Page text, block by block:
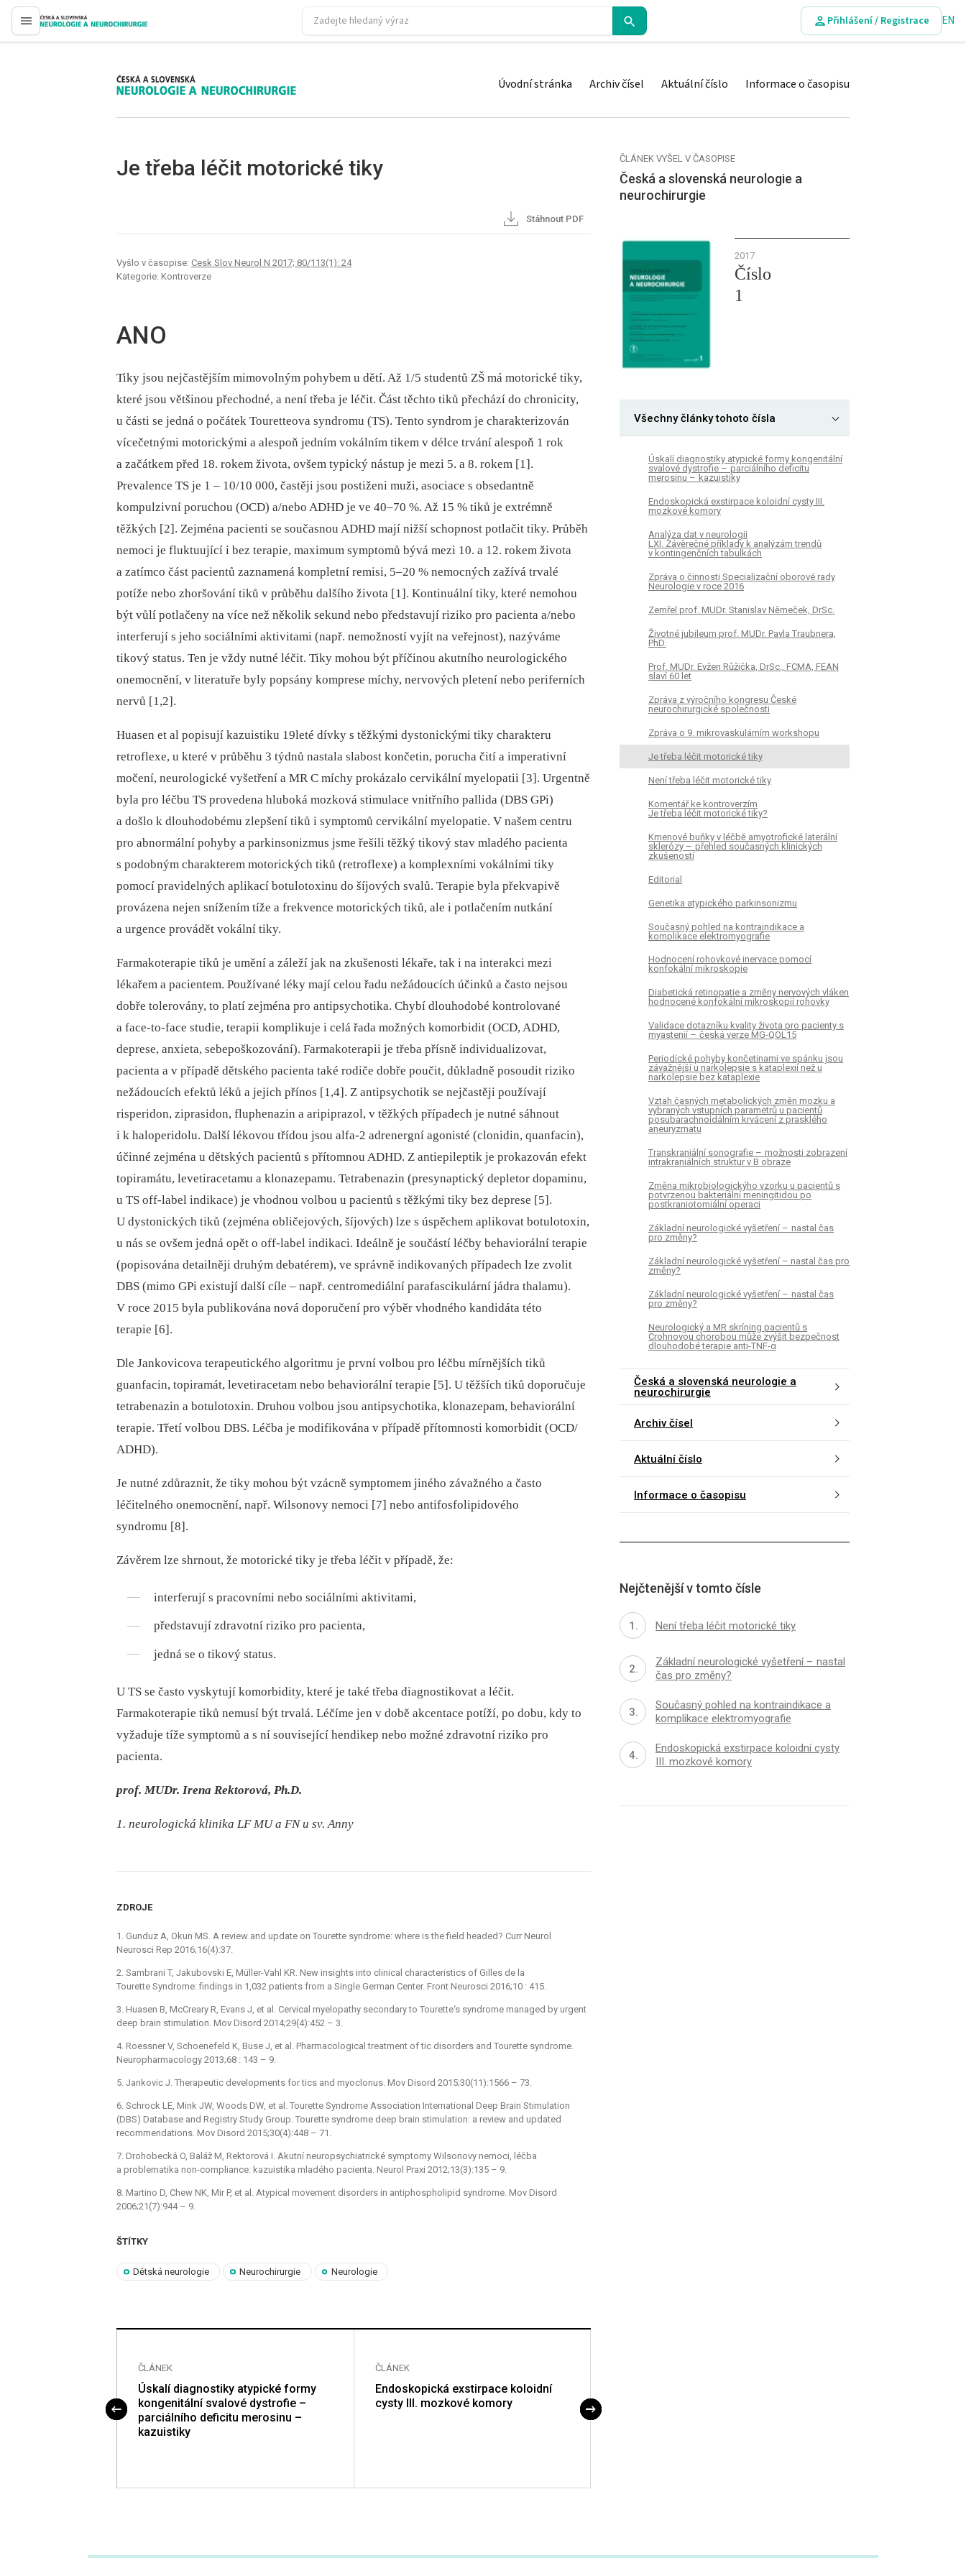
proLékaře.cz
Přihlášení / Registrace EN
proLékaře.cz Úvodní stránka Archiv čísel Aktuální číslo Informace o časopisu
Je třeba léčit motorické tiky
Stáhnout PDF
Vyšlo v časopise: Cesk Slov Neurol N 2017; 80/113(1): 24
Kategorie: Kontroverze
ANO
Tiky jsou nejčastějším mimovolným pohybem u dětí. Až 1/5 studentů ZŠ má motorické tiky,
které jsou většinou přechodné, a není třeba je léčit. Část těchto tiků přechází do chronicity,
u části se jedná o počátek Touretteova syndromu (TS). Tento syndrom je charakterizován
vícečetnými motorickými a alespoň jedním vokálním tikem v délce trvání alespoň 1 rok
a začátkem před 18. rokem života, ovšem typický nástup je mezi 5. a 8. rokem [1].
Prevalence TS je 1 –⁠ 10/10 000, častěji jsou postiženi muži, asociace s obsedantně
kompulzivní poruchou (OCD) a/nebo ADHD je ve 40–70 %. Až 15 % tiků je extrémně
těžkých [2]. Zejména pacienti se současnou ADHD mají nižší schopnost potlačit tiky. Průběh
nemoci je fluktuující i bez terapie, maximum symptomů bývá mezi 10. a 12. rokem života
a zatímco část pacientů zaznamená kompletní remisi, 5–20 % nemocných zažívá trvalé
potíže nebo zhoršování tiků v průběhu dalšího života [1]. Kontinuální tiky, které nemohou
být vůlí potlačeny na více než několik sekund nebo představují riziko pro pacienta a/nebo
interferují s jeho sociálními aktivitami (např. nemožností vyjít na veřejnost), nazýváme
tikový status. Ten je vždy nutné léčit. Tiky mohou být příčinou akutního neurologického
onemocnění, v literatuře byly popsány komprese míchy, nervových pletení nebo periferních
nervů [1,2].
Huasen et al popisují kazuistiku 19leté dívky s těžkými dystonickými tiky charakteru
retroflexe, u které v průběhu 3 týdnů nastala slabost končetin, porucha čití a imperativní
močení, neurologické vyšetření a MR C míchy prokázalo cervikální myelopatii [3]. Urgentně
byla pro léčbu TS provedena hluboká mozková stimulace vnitřního pallida (DBS GPi)
a došlo k dlouhodobému zlepšení tiků i symptomů cervikální myelopatie. V našem centru
pro abnormální pohyby a parkinsonizmus jsme řešili těžký tikový stav mladého pacienta
s podobným charakterem motorických tiků (retroflexe) a komplexními vokálními tiky
pomocí pravidelných aplikací botulotoxinu do šíjových svalů. Terapie byla překvapivě
provázena nejen snížením tíže a frekvence motorických tiků, ale i potlačením nutkání
a urgence provádět vokální tiky.
Farmakoterapie tiků je umění a záleží jak na zkušenosti lékaře, tak i na interakci mezi
lékařem a pacientem. Používané léky mají celou řadu nežádoucích účinků a často nejsou
dobře tolerovány, to platí zejména pro antipsychotika. Chybí dlouhodobé kontrolované
a face-to-face studie, terapii komplikuje i celá řada možných komorbidit (OCD, ADHD,
deprese, anxieta, sebepoškozování). Farmakoterapii je třeba přísně individualizovat,
pacienta a v případě dětského pacienta také rodiče dobře poučit, důkladně posoudit riziko
nežádoucích efektů léků a jejich přínos [1,4]. Z antipsychotik se nejčastěji používají
risperidon, ziprasidon, fluphenazin a aripiprazol, v těžkých případech je nutné sáhnout
i k haloperidolu. Další lékovou třídou jsou alfa-2 adrenergní agonisté (clonidin, quanfacin),
účinné zejména u dětských pacientů s přítomnou ADHD. Z antiepileptik je prokazován efekt
topiramátu, levetiracetamu a klonazepamu. Tetrabenazin (presynaptický depletor dopaminu,
u TS off-label indikace) je vhodnou volbou u pacientů s těžkými tiky bez deprese [5].
U dystonických tiků (zejména obličejových, šíjových) lze s úspěchem aplikovat botulotoxin,
u nás se ovšem jedná opět o off-label indikaci. Ideálně je součástí léčby behaviorální terapie
(popisována detailněji druhým debatérem), ve správně indikovaných případech lze zvolit
DBS (mimo GPi existují další cíle –⁠ např. centromediální parafascikulární jádra thalamu).
V roce 2015 byla publikována nová doporučení pro výběr vhodného kandidáta této
terapie [6].
Dle Jankovicova terapeutického algoritmu je první volbou pro léčbu mírnějších tiků
guanfacin, topiramát, levetiracetam nebo behaviorální terapie [5]. U těžších tiků doporučuje
tetrabenazin a botulotoxin. Druhou volbou jsou antipsychotika, klonazepam, behaviorální
terapie. Třetí volbou DBS. Léčba je modifikována v případě přítomnosti komorbidit (OCD/
ADHD).
Je nutné zdůraznit, že tiky mohou být vzácně symptomem jiného závažného a často
léčitelného onemocnění, např. Wilsonovy nemoci [7] nebo antifosfolipidového
syndromu [8].
Závěrem lze shrnout, že motorické tiky je třeba léčit v případě, že:
interferují s pracovními nebo sociálními aktivitami,
představují zdravotní riziko pro pacienta,
jedná se o tikový status.
U TS se často vyskytují komorbidity, které je také třeba diagnostikovat a léčit.
Farmakoterapie tiků nemusí být trvalá. Léčíme jen v době akcentace potíží, po dobu, kdy to
vyžaduje tíže symptomů a s ní související hendikep nebo možné zdravotní riziko pro
pacienta.
prof. MUDr. Irena Rektorová, Ph.D.
1. neurologická klinika LF MU a FN u sv. Anny
ZDROJE
1. Gunduz A, Okun MS. A review and update on Tourette syndrome: where is the field headed? Curr Neurol
Neurosci Rep 2016;16(4):37.
2. Sambrani T, Jakubovski E, Müller-Vahl KR. New insights into clinical characteristics of Gilles de la
Tourette Syndrome: findings in 1,032 patients from a Single German Center. Front Neurosci 2016;10 : 415.
3. Huasen B, McCreary R, Evans J, et al. Cervical myelopathy secondary to Tourette‘s syndrome managed by urgent
deep brain stimulation. Mov Disord 2014;29(4):452 –⁠ 3.
4. Roessner V, Schoenefeld K, Buse J, et al. Pharmacological treatment of tic disorders and Tourette syndrome.
Neuropharmacology 2013;68 : 143 –⁠ 9.
5. Jankovic J. Therapeutic developments for tics and myoclonus. Mov Disord 2015;30(11):1566 –⁠ 73.
6. Schrock LE, Mink JW, Woods DW, et al. Tourette Syndrome Association International Deep Brain Stimulation
(DBS) Database and Registry Study Group. Tourette syndrome deep brain stimulation: a review and updated
recommendations. Mov Disord 2015;30(4):448 –⁠ 71.
7. Drohobecká O, Baláž M, Rektorová I. Akutní neuropsychiatrické symp­tomy Wilsonovy nemoci, léčba
a problematika non-compliance: kazuistika mladého pa­cienta. Neurol Praxi 2012;13(3):135 –⁠ 9.
8. Martino D, Chew NK, Mir P, et al. Atypical movement disorders in antiphospholipid syndrome. Mov Disord
2006;21(7):944 –⁠ 9.
ŠTÍTKY
Dětská neurologie Neurochirurgie Neurologie
ČLÁNEK
Úskalí diagnostiky atypické formy
kongenitální svalové dystrofie –
parciálního deficitu merosinu –
kazuistiky
ČLÁNEK
Endoskopická exstirpace koloidní
cysty III. mozkové komory
ČLÁNEK VYŠEL V ČASOPISE
Česká a slovenská neurologie a
neurochirurgie
2017
Číslo
1
Všechny články tohoto čísla
Úskalí diagnostiky atypické formy kongenitální
svalové dystrofie – parciálního deficitu
merosinu – kazuistiky
Endoskopická exstirpace koloidní cysty III.
mozkové komory
Analýza dat v neurologii
LXI. Závěrečné příklady k analýzám trendů
v kontingenčních tabulkách
Zpráva o činnosti Specializační oborové rady
Neurologie v roce 2016
Zemřel prof. MUDr. Stanislav Němeček, DrSc.
Životné jubileum prof. MUDr. Pavla Traubnera,
PhD.
Prof. MUDr. Evžen Růžička, DrSc., FCMA, FEAN
slaví 60 let
Zpráva z výročního kongresu České
neurochirurgické společnosti
Zpráva o 9. mikrovaskulárním workshopu
Je třeba léčit motorické tiky
Není třeba léčit motorické tiky
Komentář ke kontroverzím
Je třeba léčit motorické tiky?
Kmenové buňky v léčbě amyotrofické laterální
sklerózy – přehled současných klinických
zkušeností
Editorial
Genetika atypického parkinsonizmu
Současný pohled na kontraindikace a
komplikace elektromyografie
Hodnocení rohovkové inervace pomocí
konfokální mikroskopie
Diabetická retinopatie a změny nervových vláken
hodnocené konfokální mikroskopií rohovky
Validace dotazníku kvality života pro pacienty s
myastenií – česká verze MG-QOL15
Periodické pohyby končetinami ve spánku jsou
závažnější u narkolepsie s kataplexií než u
narkolepsie bez kataplexie
Vztah časných metabolických změn mozku a
vybraných vstupních parametrů u pacientů
posubarachnoidálním krvácení z prasklého
aneuryzmatu
Transkraniální sonografie – možnosti zobrazení
intrakraniálních struktur v B obraze
Změna mikrobiologickýho vzorku u pacientů s
potvrzenou bakteriální meningitidou po
postkraniotomiální operaci
Základní neurologické vyšetření – nastal čas
pro změny?
Základní neurologické vyšetření – nastal čas pro
změny?
Základní neurologické vyšetření – nastal čas
pro změny?
Neurologický a MR skríning pacientů s
Crohnovou chorobou může zvýšit bezpečnost
dlouhodobé terapie anti-TNF-α
Česká a slovenská neurologie a
neurochirurgie
Archiv čísel
Aktuální číslo
Informace o časopisu
Nejčtenější v tomto čísle
Není třeba léčit motorické tiky
Základní neurologické vyšetření – nastal
čas pro změny?
Současný pohled na kontraindikace a
komplikace elektromyografie
Endoskopická exstirpace koloidní cysty
III. mozkové komory